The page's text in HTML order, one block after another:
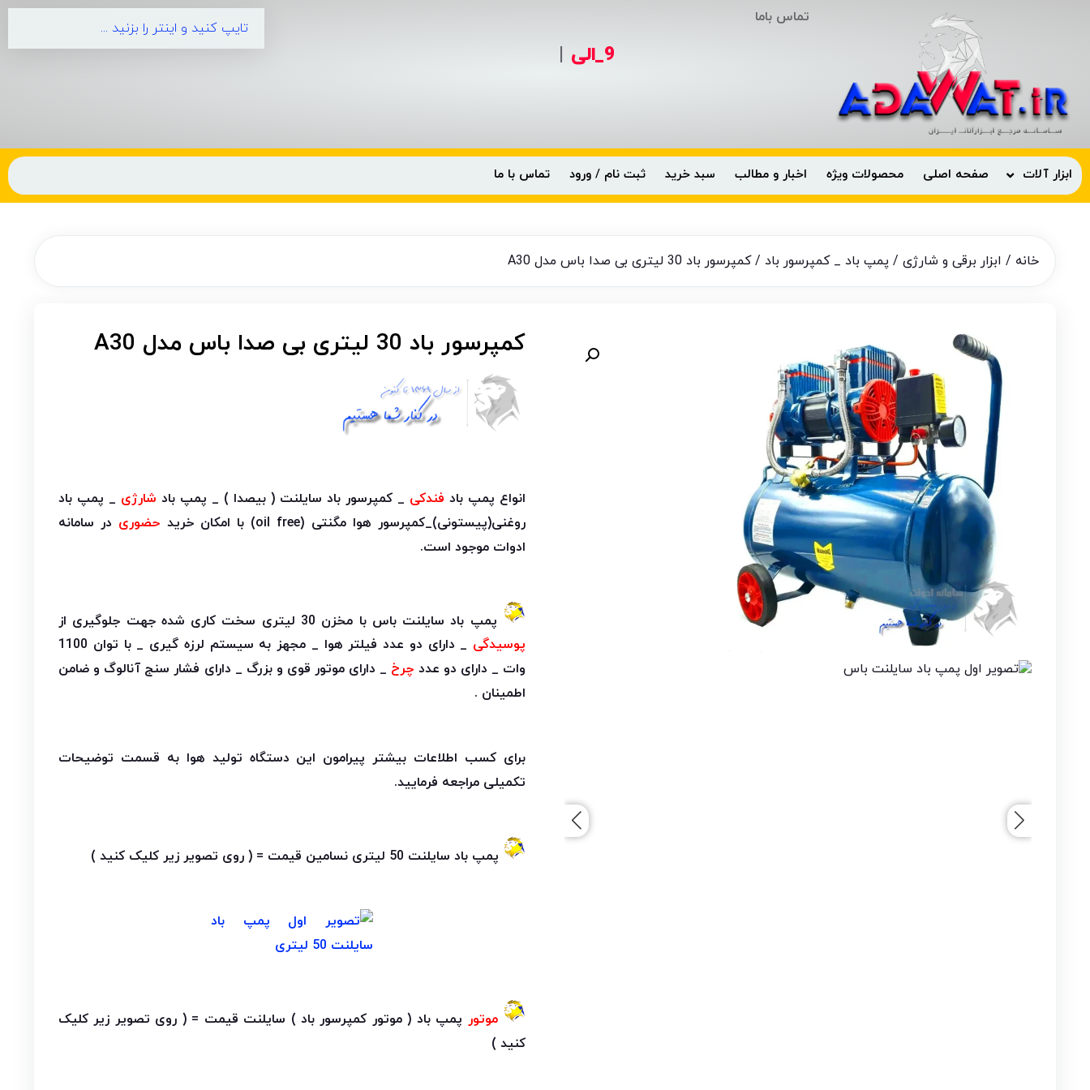
تماس باما
9_الی |
ابزار آلات صفحه اصلی محصولات ویژه اخبار و مطالب سبد خرید ثبت نام / ورود تماس با ما
خانه / ابزار برقی و شارژی / پمپ باد _ کمپرسور باد / کمپرسور باد 30 لیتری بی صدا باس مدل A30
کمپرسور باد 30 لیتری بی صدا باس مدل A30
انواع پمپ باد فندکی _ کمپرسور باد سایلنت ( بیصدا ) _ پمپ باد شارژی _ پمپ باد
روغنی(پیستونی)_کمپرسور هوا مگنتی (oil free) با امکان خرید
حضوری در سامانه
ادوات موجود است.
پمپ باد سایلنت باس با مخزن 30 لیتری سخت کاری شده جهت جلوگیری از
پوسیدگی
_ دارای دو عدد فیلتر هوا _ مجهز به سیستم لرزه گیری _ با توان 1100
وات _ دارای دو عدد چرخ _ دارای موتور قوی و بزرگ _ دارای فشار سنج آنالوگ و ضامن
اطمینان .
برای کسب اطلاعات بیشتر پیرامون این دستگاه تولید هوا به قسمت توضیحات
تکمیلی مراجعه فرمایید.
پمپ باد سایلنت 50 لیتری نسامین قیمت = ( روی تصویر زیر کلیک کنید )
موتور پمپ باد ( موتور کمپرسور باد ) سایلنت قیمت = ( روی تصویر زیر کلیک
کنید )